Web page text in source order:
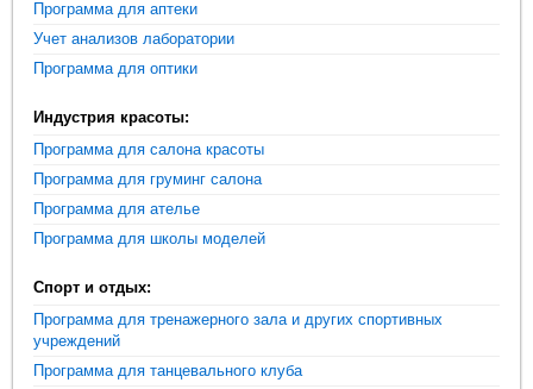
Программа для аптеки
Учет анализов лаборатории
Программа для оптики
Индустрия красоты:
Программа для салона красоты
Программа для груминг салона
Программа для ателье
Программа для школы моделей
Спорт и отдых:
Программа для тренажерного зала и других спортивных
учреждений
Программа для танцевального клуба